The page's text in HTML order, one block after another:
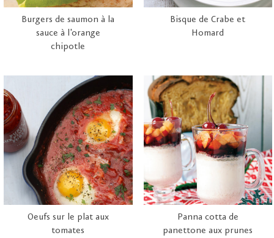
Burgers de saumon à la
sauce à l'orange
chipotle
Bisque de Crabe et
Homard
Oeufs sur le plat aux
tomates
Panna cotta de
panettone aux prunes